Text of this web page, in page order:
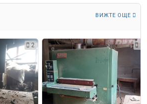
ВИЖТЕ ОЩЕ
2 1